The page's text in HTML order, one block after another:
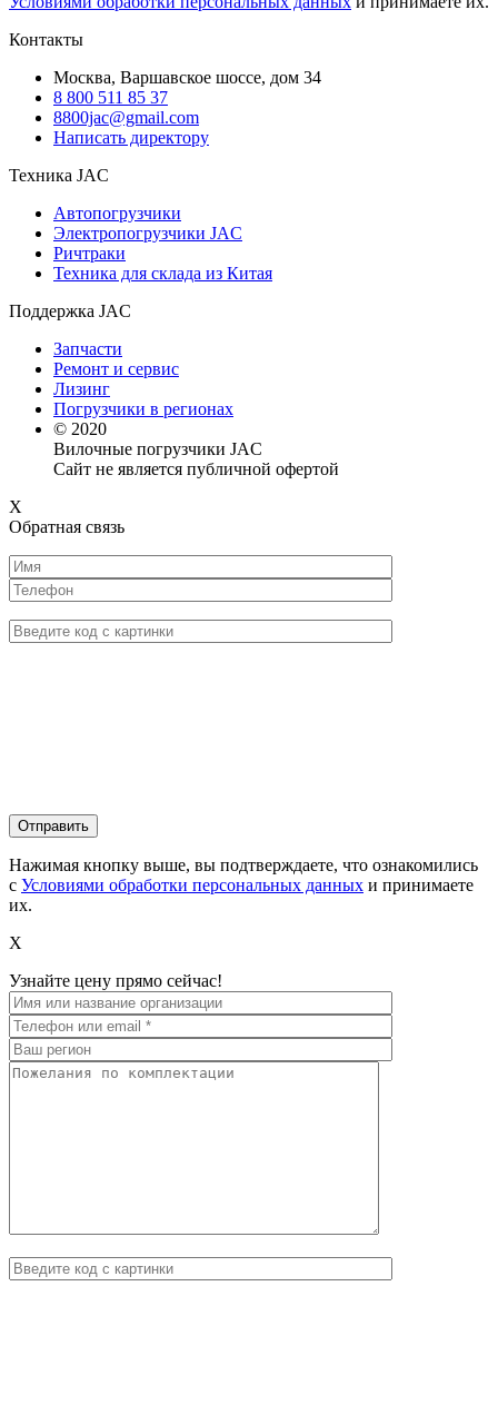
Контакты
Москва, Варшавское шоссе, дом 34
8 800 511 85 37
8800jac@gmail.com
Написать директору
Техника JAC
Автопогрузчики
Электропогрузчики JAC
Ричтраки
Техника для склада из Китая
Поддержка JAC
Запчасти
Ремонт и сервис
Лизинг
Погрузчики в регионах
© 2020
Вилочные погрузчики JAC
Сайт не является публичной офертой
X
Обратная связь
Нажимая кнопку выше, вы подтверждаете, что ознакомились
с Условиями обработки персональных данных и принимаете
их.
X
Узнайте цену прямо сейчас!